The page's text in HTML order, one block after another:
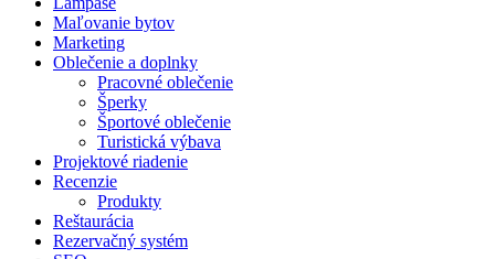
Maľovanie bytov
Marketing
Oblečenie a doplnky
Pracovné oblečenie
Šperky
Športové oblečenie
Turistická výbava
Projektové riadenie
Recenzie
Produkty
Reštaurácia
Rezervačný systém